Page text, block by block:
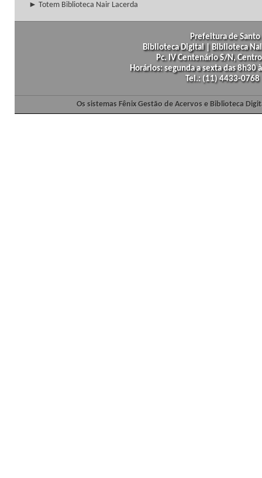
► Totem Biblioteca Nair Lacerda
Prefeitura de
Biblioteca Digital | Biblioteca
Pc. IV Centenário S/N,
Horários: segunda a sexta das
Tel.: (11) 4433-
Os sistemas Fênix Gestão de Acervos e Biblioteca